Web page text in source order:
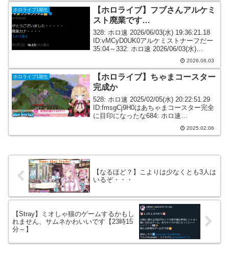
ホロライブ1期生
【ホロライブ】フブさんアルケミ
スト廃業です…
328: ホロ速 2026/06/03(水) 19:36:21.18
ID:vMCyD0UK0アルケミストナーフだー
35:04～332: ホロ速 2026/06/03(水)
19:36:39.56 ID:7lH0x11B0まぁ妥当やね
2026.06.03
ホロライブ1期生
【ホロライブ】ちゃまコースター
完成か
528: ホロ速 2025/02/05(水) 20:22:51.29
ID:fmsgCj9H0はあちゃまコースター完全
に目印になったな684: ホロ速
ID:GhwhV0mZ0ちゃまコース...
2025.02.06
【なるほど？】こよりは少なくとも3人は
いるぞ・・・
【Stray】ミオしゃ猫のゲームするかもし
れません、サムネかわいいです【23時15
分～】